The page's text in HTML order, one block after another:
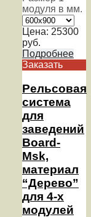
модуля в мм.
Цена: 25300
руб.
Подробнее
Заказать
Рельсовая
система
для
заведений
Board-
Msk,
материал
“Дерево”
для 4-х
модулей